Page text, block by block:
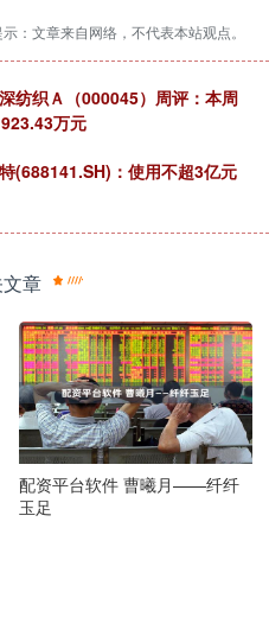
：文章来自网络，不代表本站观点。
纺织Ａ（000045）周评：本周
万元
(688141.SH)：使用不超3亿元
章
配资平台软件 曹曦月——纤纤
玉足